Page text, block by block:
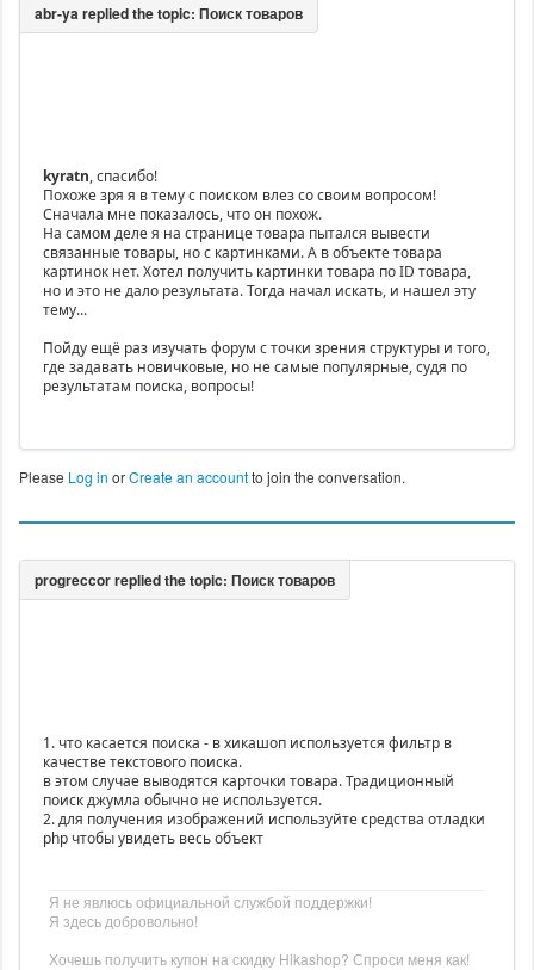
kyratn, cпасибо!
Похоже зря я в тему с поиском влез со своим вопросом!
Сначала мне показалось, что он похож.
На самом деле я на странице товара пытался вывести
связанные товары, но с картинками. А в объекте товара
картинок нет. Хотел получить картинки товара по ID товара,
но и это не дало результата. Тогда начал искать, и нашел эту
тему...
Пойду ещё раз изучать форум с точки зрения структуры и того,
где задавать новичковые, но не самые популярные, судя по
результатам поиска, вопросы!
Please Log in orCreate an accountto join the conversation.
1. что касается поиска - в хикашоп используется фильтр в
качестве текстового поиска.
в этом случае выводятся карточки товара. Традиционный
поиск джумла обычно не используется.
2. для получения изображений используйте средства отладки
php чтобы увидеть весь объект
Я не явлюсь официальной службой поддержки!
Я здесь добровольно!
Хочешь получить купон на скидку Hikashop? Спроси меня как!